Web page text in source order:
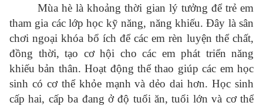
Mùa hè là khoảng thời gian lý tưởng để trẻ em
tham gia các lớp học kỹ năng, năng khiếu. Đây là sân
chơi ngoại khóa bổ ích để các em rèn luyện thể chất,
đồng thời, tạo cơ hội cho các em phát triển năng
khiếu bản thân. Hoạt động thể thao giúp các em học
sinh có cơ thể khỏe mạnh và dẻo dai hơn. Học sinh
cấp hai, cấp ba đang ở độ tuổi ăn, tuổi lớn và cơ thể